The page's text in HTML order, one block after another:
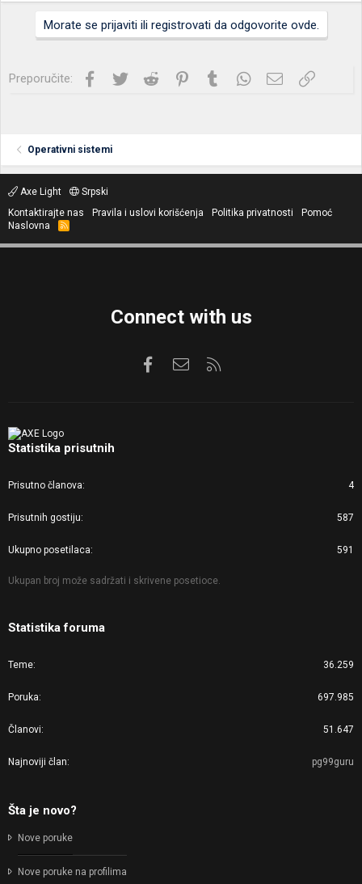
Morate se prijaviti ili registrovati da odgovorite ovde.
Preporučite: Facebook
Twitter Reddit PinterestTumblrWhatsApp
Imejl Link
Operativni sistemi
Axe Light
Srpski
Kontaktirajte nas
Pravila i uslovi korišćenja Politika privatnosti
Pomoć
Naslovna
R
S
Connect with us
FacebookKontaktirajte nas
Statistika prisutnih
Prisutno članova 4
Prisutnih gostiju 587
Ukupno posetilaca 591
Ukupan broj može sadržati i skrivene posetioce.
Statistika foruma
Teme 36.259
Poruka 697.985
Članovi 51.647
Najnoviji član pg99guru
Šta je novo?
Nove poruke
Nove poruke na profilima